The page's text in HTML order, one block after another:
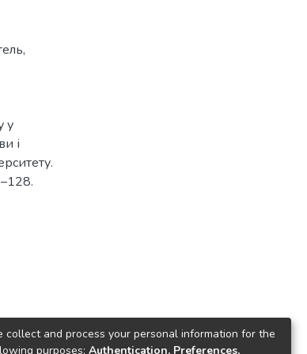
,
у
і
collect and process your personal information for the
purposes: Authentication, Preferences,